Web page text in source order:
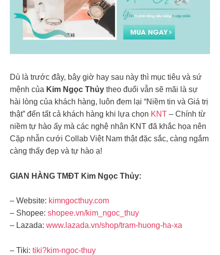
Dù là trước đây, bây giờ hay sau này thì mục tiêu và sứ
mệnh của Kim Ngọc Thủy theo đuổi vẫn sẽ mãi là sự
hài lòng của khách hàng, luôn đem lại “Niềm tin và Giá trị
thật” đến tất cả khách hàng khi lựa chọn KNT – Chính từ
niềm tự hào ấy mà các nghệ nhân KNT đã khắc họa nên
Cặp nhẫn cưới Collab Việt Nam thật đặc sắc, càng ngắm
càng thấy đẹp và tự hào ạ!
GIAN HÀNG TMĐT Kim Ngọc Thủy:
– Website: kimngocthuy.com
– Shopee: shopee.vn/kim_ngoc_thuy
– Lazada: www.lazada.vn/shop/tram-huong-ha-xa
– Tiki: tiki?kim-ngoc-thuy